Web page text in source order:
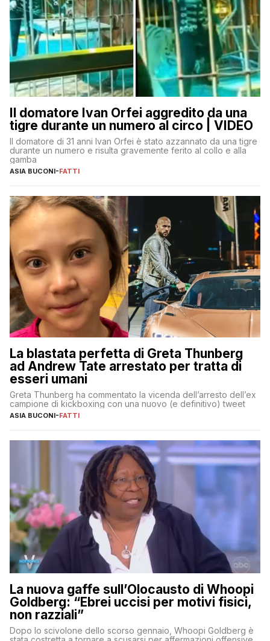
Il domatore Ivan Orfei aggredito da una
tigre durante un numero al circo | VIDEO
Il domatore di 31 anni Ivan Orfei è stato azzannato da una tigre
durante un numero e risulta gravemente ferito al collo e alla
gamba
ASIA BUCONI-FATTI
La blastata perfetta di Greta Thunberg
ad Andrew Tate arrestato per tratta di
esseri umani
Greta Thunberg ha commentato la vicenda dell’arresto dell’ex
campione di kickboxing con una nuovo (e definitivo) tweet
ASIA BUCONI-FATTI
La nuova gaffe sull’Olocausto di Whoopi
Goldberg: “Ebrei uccisi per motivi fisici,
non razziali”
Dopo lo scivolone dello scorso gennaio, Whoopi Goldberg è